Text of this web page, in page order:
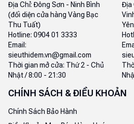
Địa Chỉ: Đông Sơn - Ninh Bình
(đối diện cửa hàng Vàng Bạc
Thu Tuất)
Hotline: 0904 01 3333
Email:
sieuthidem.vn@gmail.com
Thời gian mở cửa: Thứ 2 - Chủ
Nhật / 8:00 - 21:30
Địa
CHÍNH SÁCH & ĐIỀU KHOẢN
Chính Sách Bảo Hành